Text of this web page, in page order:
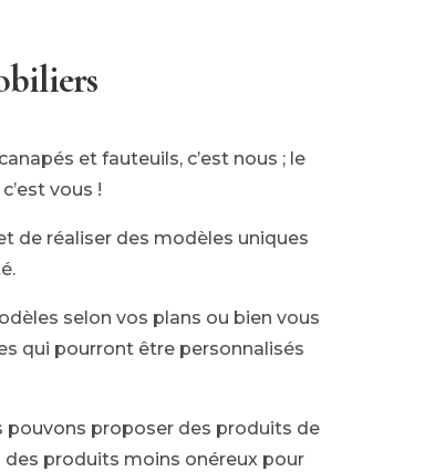
et fauteuils, c’est nous ; le
vous !
de réaliser des modèles uniques
selon vos plans ou bien vous
qui pourront être personnalisés
pouvons proposer des produits de
des produits moins onéreux pour